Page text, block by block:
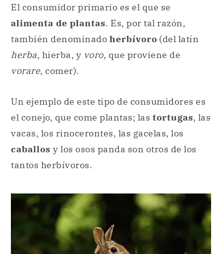
vorare, comer).
Un ejemplo de este tipo de consumidores es
el conejo, que come plantas; lastortugas
vacas, los rinocerontes, las gacelas, los
tantos herbívoros.